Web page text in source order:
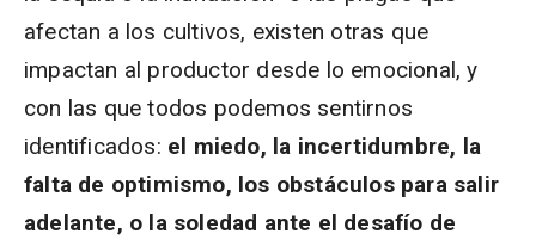
afectan a los cultivos, existen otras que
impactan al productor desde lo emocional, y
con las que todos podemos sentirnos
identificados: el miedo, la incertidumbre, la
falta de optimismo, los obstáculos para salir
adelante, o la soledad ante el desafío de